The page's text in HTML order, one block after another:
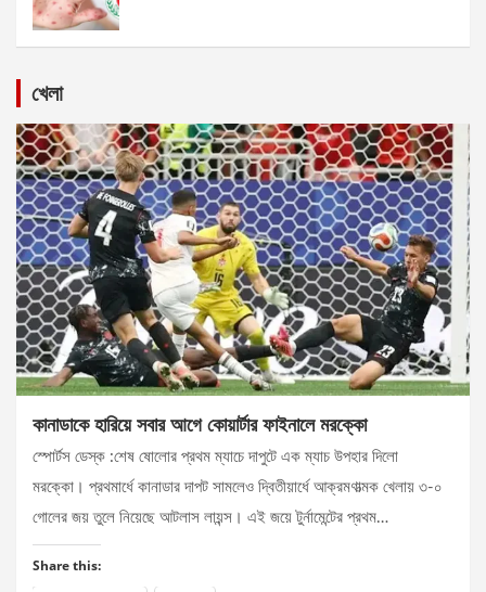
খেলা
কানাডাকে হারিয়ে সবার আগে কোয়ার্টার ফাইনালে মরক্কো
স্পোর্টস ডেস্ক :শেষ ষোলোর প্রথম ম্যাচে দাপুটে এক ম্যাচ উপহার দিলো
মরক্কো। প্রথমার্ধে কানাডার দাপট সামলেও দ্বিতীয়ার্ধে আক্রমণাত্মক খেলায় ৩-০
গোলের জয় তুলে নিয়েছে আটলাস লায়ন্স। এই জয়ে টুর্নামেন্টের প্রথম…
Share this: